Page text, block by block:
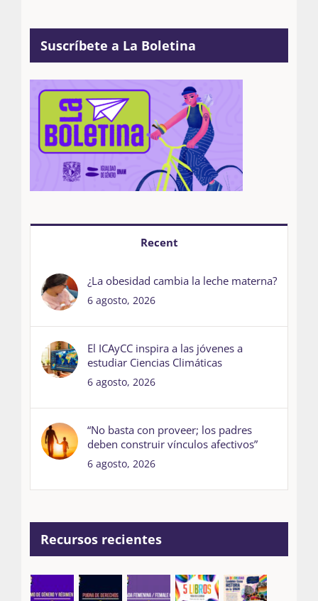
Suscríbete a La Boletina
Recent
¿La obesidad cambia la leche materna?
6 agosto, 2026
El ICAyCC inspira a las jóvenes a
estudiar Ciencias Climáticas
6 agosto, 2026
“No basta con proveer; los padres
deben construir vínculos afectivos”
6 agosto, 2026
Recursos recientes